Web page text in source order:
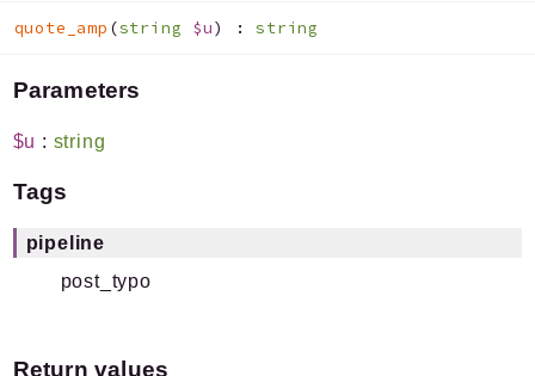
quote_amp (string $u) :string
Parameters
$u : string
Tags
pipeline
post_typo
Return values